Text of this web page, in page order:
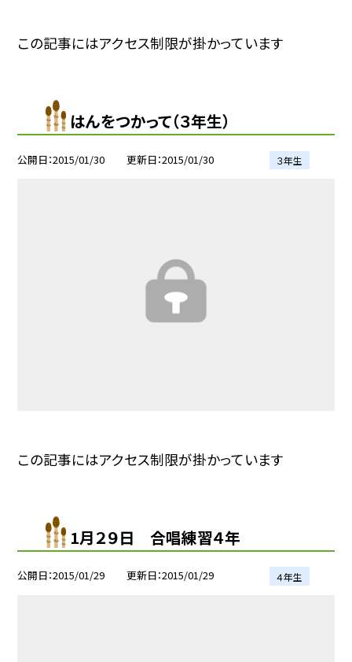
この記事にはアクセス制限が掛かっています
はんをつかって（３年生）
公開日 2015/01/30 更新日 2015/01/30 ３年生
この記事にはアクセス制限が掛かっています
1月２９日 合唱練習４年
公開日 2015/01/29 更新日 2015/01/29 ４年生